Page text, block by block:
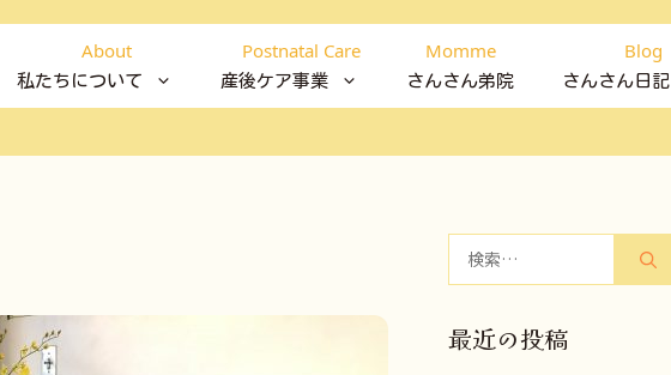
About
私たちについて
Postnatal Care
産後ケア事業
Momme
さんさん弟院
Blog
さんさん日記
最近の投稿